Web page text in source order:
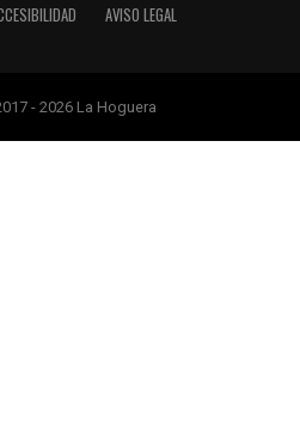
AVISO LEGAL
- 2026 La Hoguera